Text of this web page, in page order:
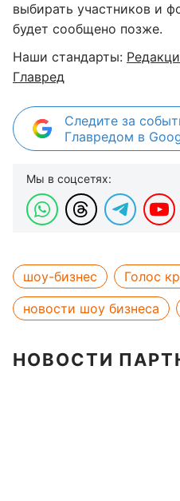
выбирать участников и
будет сообщено позже.
Наши стандарты:
Главред
Следите за
Главредом в
Мы в соцсетях:
шоу-бизнес
Голос
новости шоу бизнеса
НОВОСТИ